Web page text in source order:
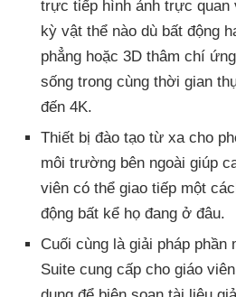
trực tiếp hình ảnh trực quan
kỳ vật thể nào dù bất động
phẳng hoặc 3D thâm chí
sống trong cùng thời gian
đến 4K.
Thiết bị đào tạo từ xa cho
môi trường bên ngoài giúp
viên có thể giao tiếp một
động bất kể họ đang ở đâu.
Cuối cùng là giải pháp phần
Suite cung cấp cho giáo